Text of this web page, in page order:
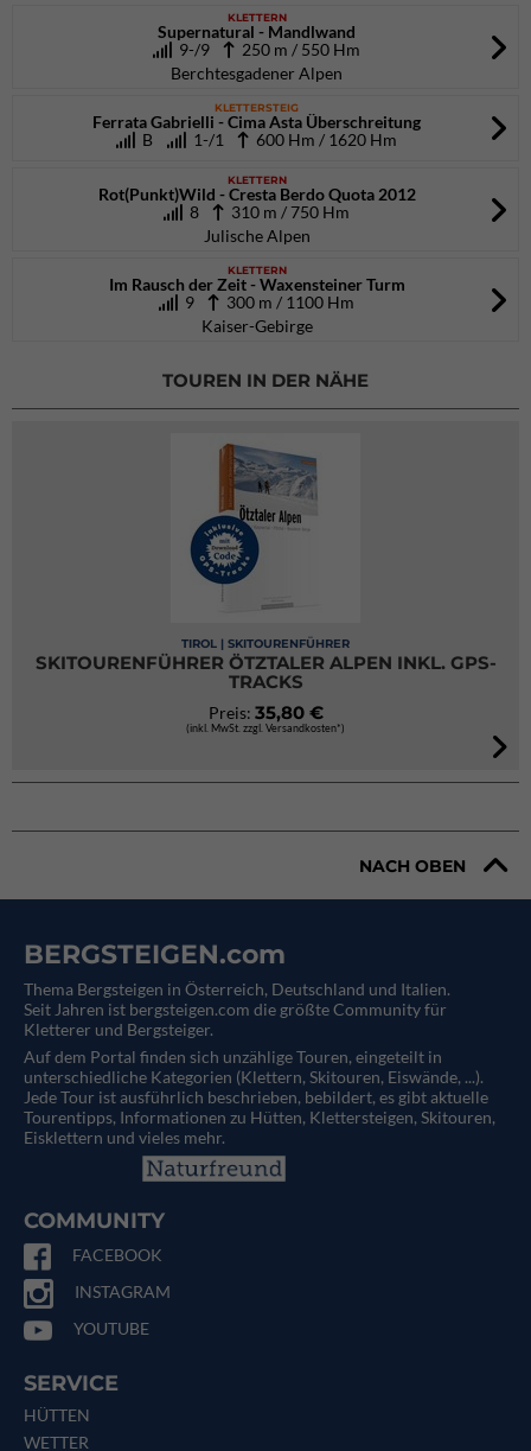
KLETTERN
Supernatural - Mandlwand
9-/9
250 m / 550 Hm
Berchtesgadener Alpen
KLETTERSTEIG
Ferrata Gabrielli - Cima Asta Überschreitung
B
1-/1 600 Hm / 1620 Hm
KLETTERN
Rot(Punkt)Wild - Cresta Berdo Quota 2012
8
310 m / 750 Hm
Julische Alpen
KLETTERN
Im Rausch der Zeit - Waxensteiner Turm
9
300 m / 1100 Hm
Kaiser-Gebirge
TOUREN IN DER NÄHE
TIROL | SKITOURENFÜHRER
SKITOURENFÜHRER ÖTZTALER ALPEN INKL. GPS-
TRACKS
Preis: 35,80 €
(inkl. MwSt. zzgl. Versandkosten*)
NACH OBEN
BERGSTEIGEN.com
Thema Bergsteigen in Österreich, Deutschland und Italien.
Seit Jahren ist bergsteigen.com die größte Community für
Kletterer und Bergsteiger.
Auf dem Portal finden sich unzählige Touren, eingeteilt in
unterschiedliche Kategorien (Klettern, Skitouren, Eiswände, ...).
Jede Tour ist ausführlich beschrieben, bebildert, es gibt aktuelle
Tourentipps, Informationen zu Hütten, Klettersteigen, Skitouren,
Eisklettern und vieles mehr.
COMMUNITY
FACEBOOK
INSTAGRAM
YOUTUBE
SERVICE
HÜTTEN
WETTER